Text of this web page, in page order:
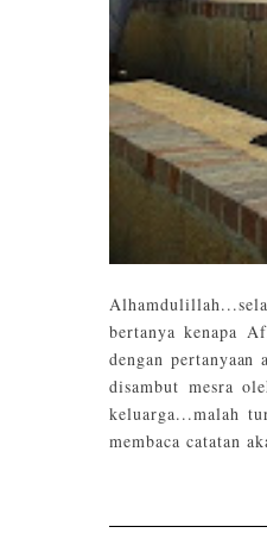
bertanya kenapa
dengan
disambut mesra
keluarga...malah
membaca catatan